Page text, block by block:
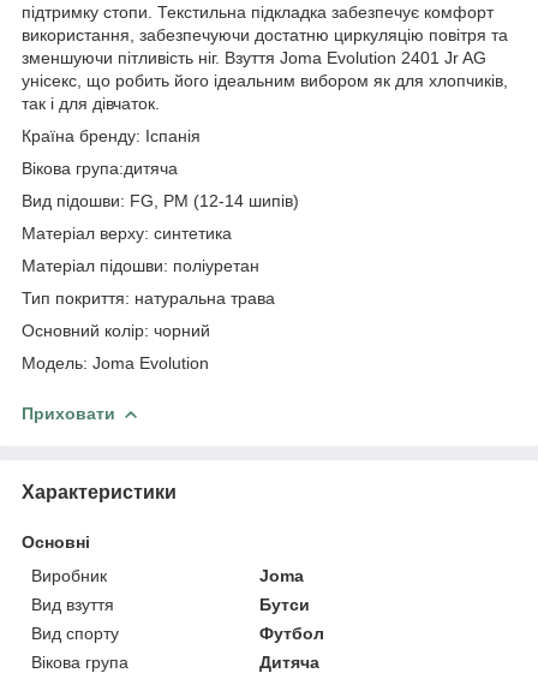
підтримку стопи. Текстильна підкладка забезпечує комфорт
використання, забезпечуючи достатню циркуляцію повітря та
зменшуючи пітливість ніг. Взуття Joma Evolution 2401 Jr AG
унісекс, що робить його ідеальним вибором як для хлопчиків,
так і для дівчаток.
Країна бренду: Іспанія
Вікова група:дитяча
Вид підошви: FG, PM (12-14 шипів)
Матеріал верху: синтетика
Матеріал підошви: поліуретан
Тип покриття: натуральна трава
Основний колір: чорний
Модель: Joma Evolution
Приховати
Характеристики
Основні
Виробник
Joma
Вид взуття
Бутси
Вид спорту
Футбол
Вікова група
Дитяча